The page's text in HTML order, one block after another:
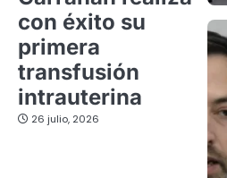
con éxito su
primera
transfusión
intrauterina
26 julio, 2026